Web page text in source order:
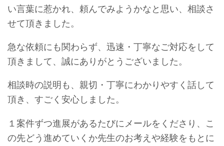
い言葉に惹かれ、頼んでみようかなと思い、相談さ
せて頂きました。
急な依頼にも関わらず、迅速・丁寧なご対応をして
頂きまして、誠にありがとうございました。
相談時の説明も、親切・丁寧にわかりやすく話して
頂き、すごく安心しました。
１案件ずつ進展があるたびにメールをくださり、こ
の先どう進めていくか先生のお考えや経験をもとに